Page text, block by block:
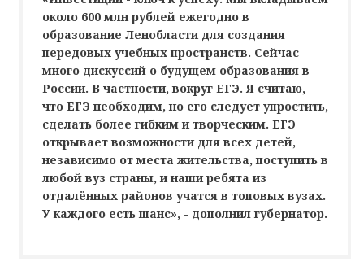
около 600 млн рублей ежегодно в
образование Ленобласти для создания
передовых учебных пространств. Сейчас
много дискуссий о будущем образования в
России. В частности, вокруг ЕГЭ. Я считаю,
что ЕГЭ необходим, но его следует упростить,
сделать более гибким и творческим. ЕГЭ
открывает возможности для всех детей,
независимо от места жительства, поступить в
любой вуз страны, и наши ребята из
отдалённых районов учатся в топовых вузах.
У каждого есть шанс», - дополнил губернатор.